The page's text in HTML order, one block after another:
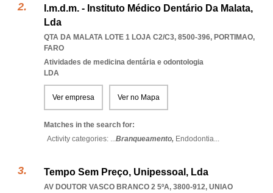
I.m.d.m. - Instituto Médico Dentário Da Malata,
Lda
QTA DA MALATA LOTE 1 LOJA C2/C3, 8500-396, PORTIMAO,
FARO
Atividades de medicina dentária e odontologia
LDA
Ver empresa Ver no Mapa
Matches in the search for:
Activity categories: ...Branqueamento, Endodontia...
Tempo Sem Preço, Unipessoal, Lda
AV DOUTOR VASCO BRANCO 2 5ºA, 3800-912, UNIAO